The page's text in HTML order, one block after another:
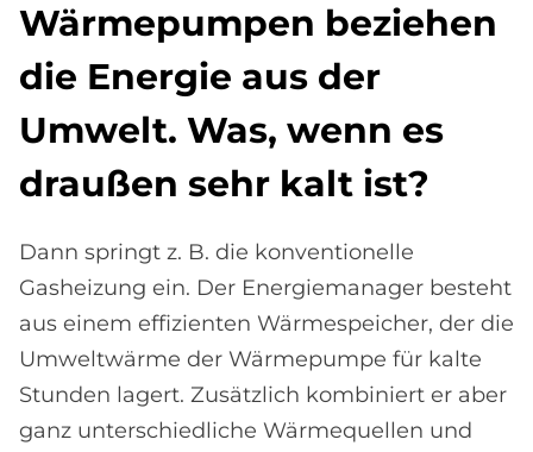
Wär­me­pum­pen be­zie­hen
die En­er­gie aus der
Um­welt. Was, wenn es
drau­ßen sehr kalt ist?
Dann springt z. B. die konventionelle
Gasheizung ein. Der Energiemanager besteht
aus einem effizienten Wärmespeicher, der die
Umweltwärme der Wärmepumpe für kalte
Stunden lagert. Zusätzlich kombiniert er aber
ganz unterschiedliche Wärmequellen und